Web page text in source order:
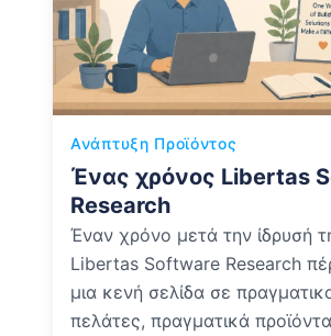
Ανάπτυξη Προϊόντος
Ένας χρόνος Libertas
Research
Έναν χρόνο μετά την ίδρυσή
Libertas Software Research
μια κενή σελίδα σε
πελάτες, πραγματικά